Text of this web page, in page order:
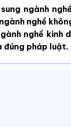
ngành
nghề
nghề kinh
đúng pháp luật.